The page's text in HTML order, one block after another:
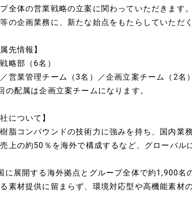
全体の営業戦略の立案に関わっていただきます
の企画業務に、新たな始点をもたらしていただ
属先情報】
略部（6名）
営業管理チーム（3名）／企画立案チーム（2名）
の配属は企画立案チームになります。
社について】
脂コンパウンドの技術力に強みを持ち、国内業
上の約50％を海外で構成するなど、グローバル
に展開する海外拠点とグループ全体で約1,900名
素材提供に留まらず、環境対応型や高機能素材